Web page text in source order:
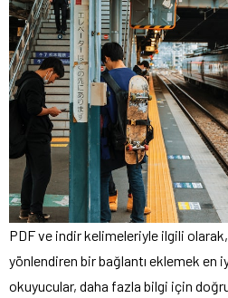
PDF ve indir kelimeleriyle ilgili olarak,
yönlendiren bir bağlantı eklemek en
okuyucular, daha fazla bilgi için